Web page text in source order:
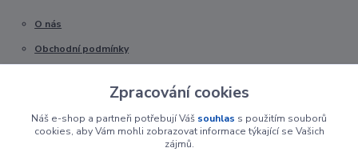
O nás
Obchodní podmínky
Zpracování cookies
Náš e-shop a partneři potřebují Váš souhlas s použitím souborů
cookies, aby Vám mohli zobrazovat informace týkající se Vašich
zájmů.